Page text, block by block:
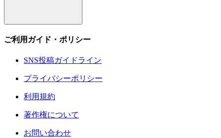
ご利用ガイド・ポリシー
SNS投稿ガイドライン
プライバシーポリシー
利用規約
著作権について
お問い合わせ